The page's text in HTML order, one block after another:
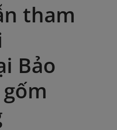
tham
Bảo